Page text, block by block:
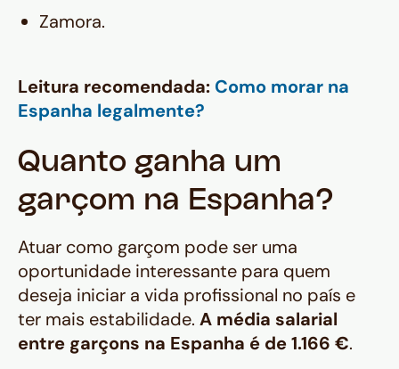
Zamora.
Leitura recomendada: Como morar na
Espanha legalmente?
Quanto ganha um
garçom na Espanha?
Atuar como garçom pode ser uma
oportunidade interessante para quem
deseja iniciar a vida profissional no país e
ter mais estabilidade. A média salarial
entre garçons na Espanha é de 1.166 €.